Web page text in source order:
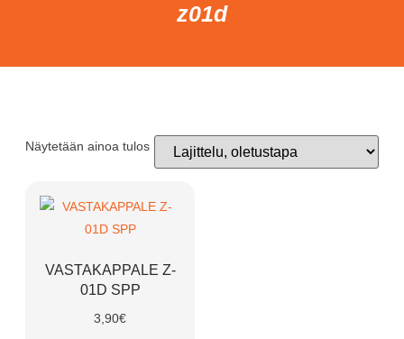
z01d
Näytetään ainoa tulos
VASTAKAPPALE Z-
01D SPP
3,90€